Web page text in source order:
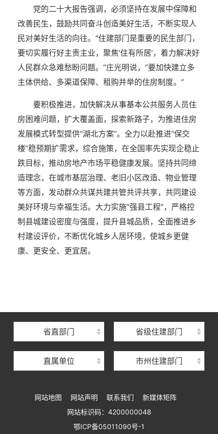
党的二十大报告强调，必须坚持在发展中保障和
改善民生，鼓励共同奋斗创造美好生活，不断实现人
民对美好生活的向往。“住建部门是重要的民生部门，
要切实履行好主责主业，聚焦‘住有所居’，着力解决好
人民群众急难愁盼问题。”庄光明说，“要加快建立多
主体供给、多渠道保障、租购并举的住房制度。”
要积极推进，加快解决从事基本公共服务人员住
房困难问题，扩大覆盖面，探索新路子，为推进住房
发展模式转型提供“湖北方案”。全力以赴推进“保交
楼”稳预期扩需求，综合施策，在全国率先实现企稳止
跌目标，推动房地产市场平稳健康发展。坚持共同缔
造理念，在城市基层治理、老旧小区改造、物业管理
等方面，发动群众共谋共建共管共评共享，共同建设
美好环境与幸福生活。大力实施“强县工程”，严格控
制县城建设密度与强度，提升县城品质，全面推进乡
村建设评价，不断优化城乡人居环境，使城乡更健
康、更安全、更宜居。
省直部门 省级住建部门
直属单位
湖北省住房保障中心
湖北省建设工程质量安全监督总站
湖北省建设工程标准定额管理总站
湖北省住建厅执业资格注册中心
湖北省城乡建设发展中心
市州住建部门
网站地图 网站声明 联系我们
新媒体矩阵
网站标识码：4200000048
鄂ICP备05011090号-1